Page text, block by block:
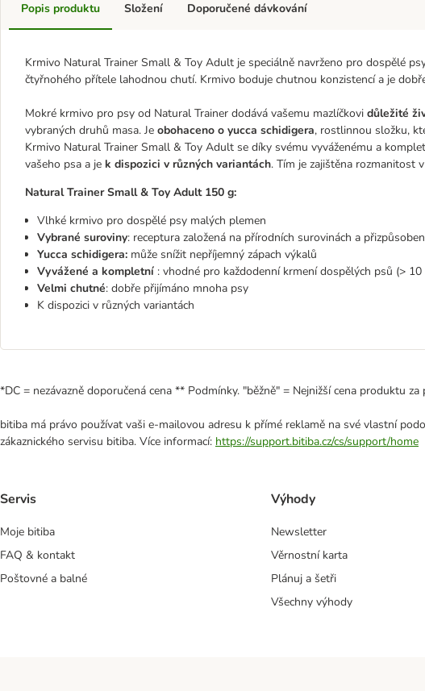
Popis produktu
Krmivo Natural Trainer Small & Toy Adult je speciálně navrženo pro dospělé
čtyřnohého přítele lahodnou chutí. Krmivo boduje chutnou konzistencí a je
Mokré krmivo pro psy od Natural Trainer dodává vašemu mazlíčkovi důležité
vybraných druhů masa. Je obohaceno o yucca schidigera, rostlinnou složku,
Krmivo Natural Trainer Small & Toy Adult se díky svému vyváženému a
vašeho psa a je k dispozici v různých variantách. Tím je zajištěna rozmanitost
Natural Trainer Small & Toy Adult 150 g:
Vlhké krmivo pro dospělé psy malých plemen
Vybrané suroviny: receptura založená na přírodních surovinách a
Yucca schidigera: může snížit nepříjemný zápach výkalů
Vyvážené a kompletní : vhodné pro každodenní krmení dospělých psů (> 10
Velmi chutné: dobře přijímáno mnoha psy
K dispozici v různých variantách
Složení Doporučené dávkování
*DC = nezávazně doporučená cena ** Podmínky. "běžně" = Nejnižší cena produktu
bitiba má právo používat vaši e-mailovou adresu k přímé reklamě na své vlastní
zákaznického servisu bitiba. Více informací: https://support.bitiba.cz/cs/support/home
Servis
Moje bitiba
FAQ & kontakt
Poštovné a balné
Výhody
Newsletter
Věrnostní karta
Plánuj a šetři
Všechny výhody